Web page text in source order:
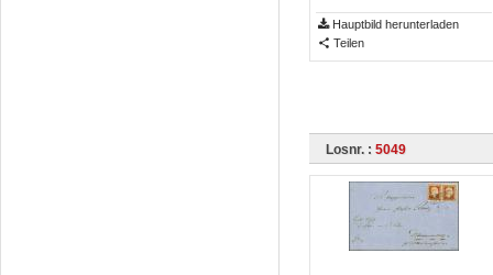
Hauptbild herunterladen
Teilen
Losnr. : 5049